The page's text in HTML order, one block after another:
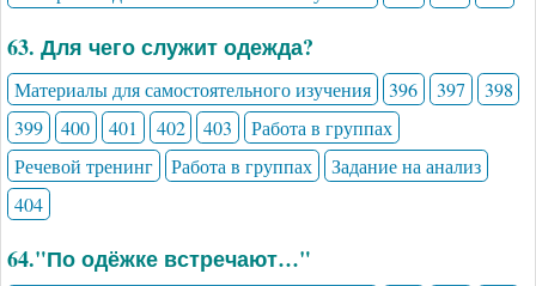
63. Для чего служит одежда?
Материалы для самостоятельного изучения 396 397
398
399
400 401 402 403
Работа в группах
Речевой тренинг
Работа в группах
Задание на анализ
404
64."По одёжке встречают…"